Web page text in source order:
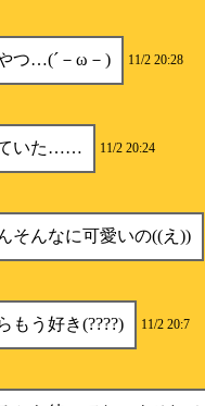
つ…(´－ω－) 11/2 20:28
ていた…… 11/2 20:24
そんなに可愛いの((え))
もう好き(????) 11/2 20:7